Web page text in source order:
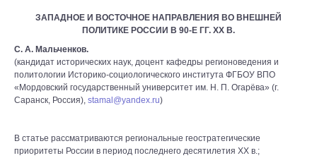
ЗАПАДНОЕ И ВОСТОЧНОЕ НАПРАВЛЕНИЯ ВО ВНЕШНЕЙ
ПОЛИТИКЕ РОССИИ В 90-Е ГГ. ХХ В.
C. А. Мальченков.
(кандидат исторических наук, доцент кафедры регионоведения и
политологии Историко-социологического института ФГБОУ ВПО
«Мордовский государственный университет им. Н. П. Огарёва» (г.
Саранск, Россия), stamal@yandex.ru)
В статье рассматриваются региональные геостратегические
приоритеты России в период последнего десятилетия XX в.;